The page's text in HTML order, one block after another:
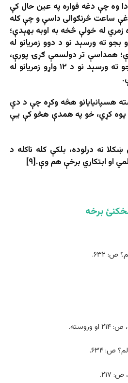
دا وه چې دغه فواره په عین حال کې
ساعت څرنګوالی داسې و چې کله
زمري له خولې څخه به اوبه بهېدې؛
ته ورسېد نو د دوو زمریانو له
همداسې تر دولسمې ګړۍ پورې،
کله به چې ساعت ۱۲ بجو ته ورسېد نو د ۱۲ واړو زمریانو له
هسپانیایانو هڅه وکړه چې د دې
پوه کړي، خو په همدې هڅو کې یې
نه درلوده، بلکې کله ناکله د
او ابتکاري برخې هم وې.[۹]
برخه